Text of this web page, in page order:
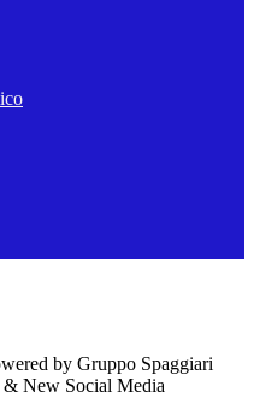
by Gruppo Spaggiari
New Social Media